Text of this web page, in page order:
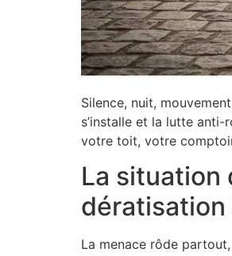
Silence, nuit,
s’installe et la lutte
votre toit, votre
La situation
dératisation
La menace rôde